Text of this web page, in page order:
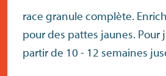
race granule complète.
pour des pattes jaunes. Pour
partir de 10 - 12 semaines